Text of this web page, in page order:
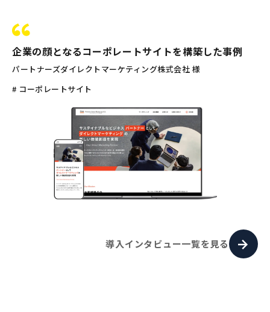
企業の顔となるコーポレートサイトを構築した事例
パートナーズダイレクトマーケティング株式会社 様
# コーポレートサイト
導入インタビュー一覧を見る